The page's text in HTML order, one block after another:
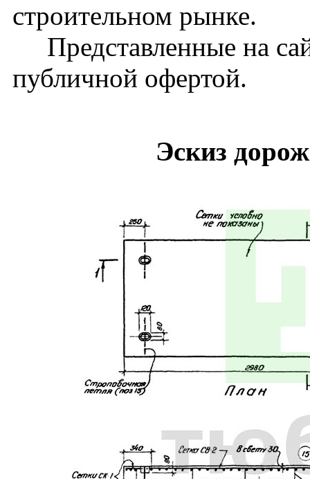
строительном рынке.
Представленные на
публичной офертой.
Эскиз